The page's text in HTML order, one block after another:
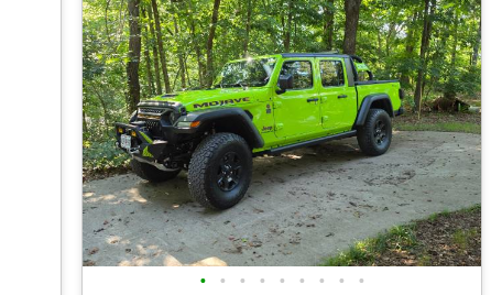
• • • • • • • • •